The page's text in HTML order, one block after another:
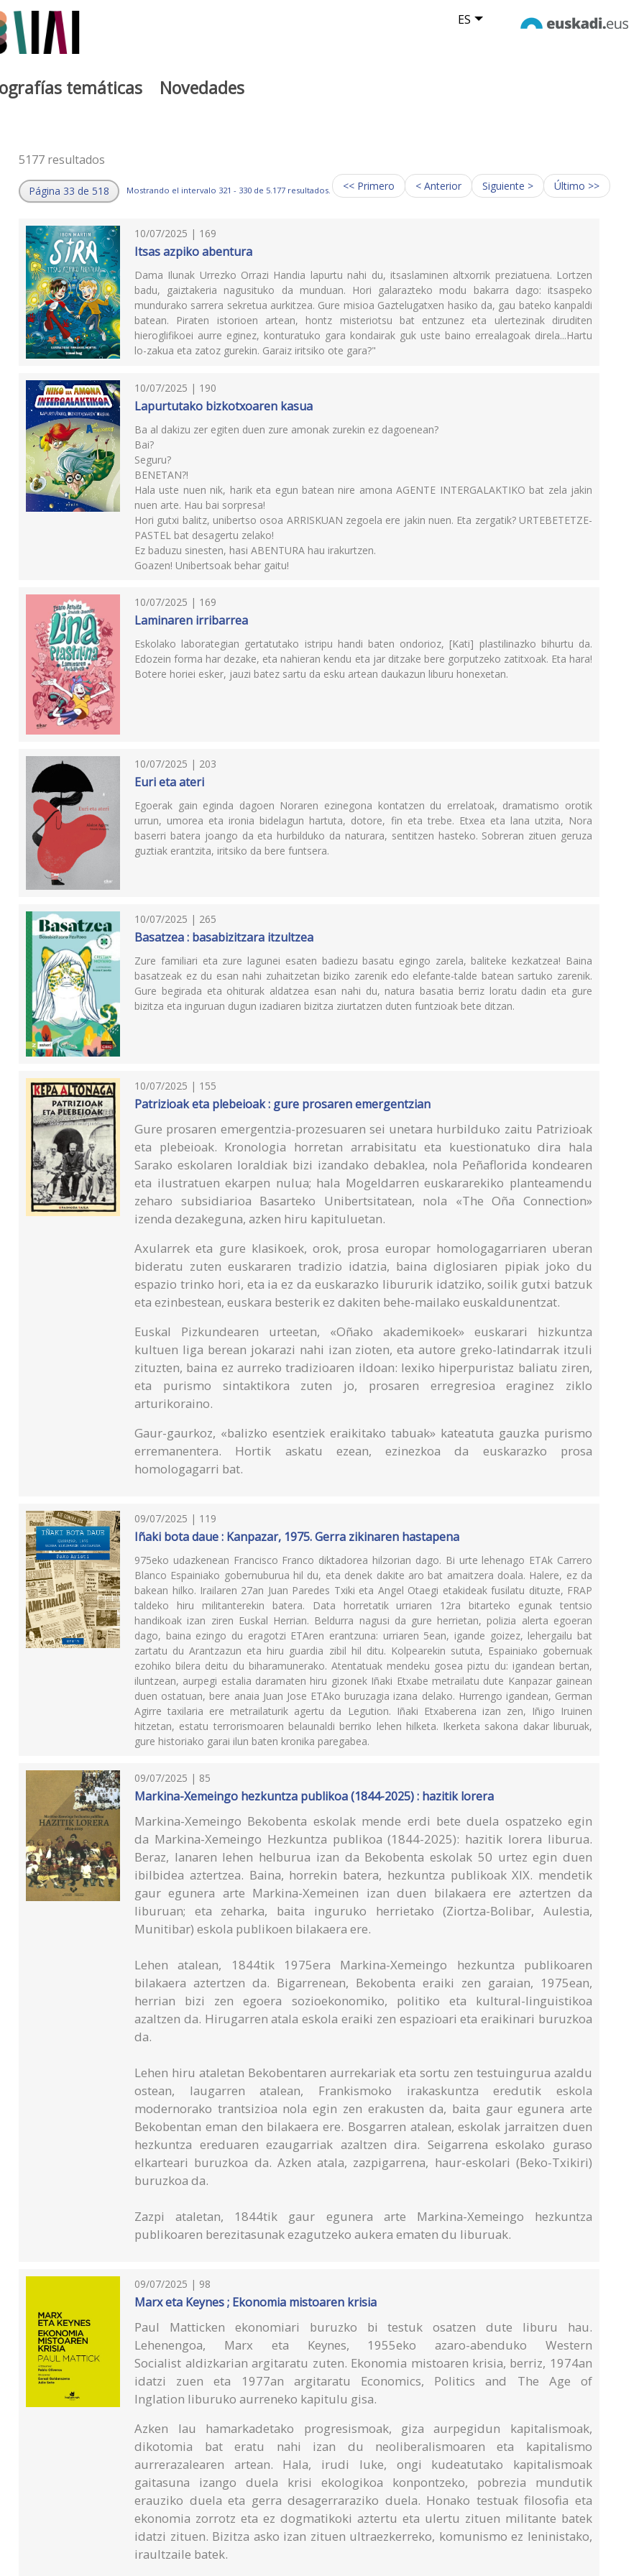
ES
temáticas Novedades
5177 resultados
Página 33 de 518 Mostrando el intervalo 321 - 330 de 5.177 resultados. << Primero < Anterior Siguiente > Último >>
10/07/2025 | 169
Itsas azpiko abentura
Dama Ilunak Urrezko Orrazi Handia lapurtu nahi du, itsaslaminen altxorrik preziatuena. Lortzen
badu, gaiztakeria nagusituko da munduan. Hori galarazteko modu bakarra dago: itsaspeko
mundurako sarrera sekretua aurkitzea. Gure misioa Gaztelugatxen hasiko da, gau bateko kanpaldi
batean. Piraten istorioen artean, hontz misteriotsu bat entzunez eta ulertezinak diruditen
hieroglifikoei aurre eginez, konturatuko gara kondairak guk uste baino errealagoak direla...Hartu
lo-zakua eta zatoz gurekin. Garaiz iritsiko ote gara?"
10/07/2025 | 190
Lapurtutako bizkotxoaren kasua
Ba al dakizu zer egiten duen zure amonak zurekin ez dagoenean?
Bai?
Seguru?
BENETAN?!
Hala uste nuen nik, harik eta egun batean nire amona AGENTE INTERGALAKTIKO bat zela jakin
nuen arte. Hau bai sorpresa!
Hori gutxi balitz, unibertso osoa ARRISKUAN zegoela ere jakin nuen. Eta zergatik? URTEBETETZE-
PASTEL bat desagertu zelako!
Ez baduzu sinesten, hasi ABENTURA hau irakurtzen.
Goazen! Unibertsoak behar gaitu!
10/07/2025 | 169
Laminaren irribarrea
Eskolako laborategian gertatutako istripu handi baten ondorioz, [Kati] plastilinazko bihurtu da.
Edozein forma har dezake, eta nahieran kendu eta jar ditzake bere gorputzeko zatitxoak. Eta hara!
Botere horiei esker, jauzi batez sartu da esku artean daukazun liburu honexetan.
10/07/2025 | 203
Euri eta ateri
Egoerak gain eginda dagoen Noraren ezinegona kontatzen du errelatoak, dramatismo orotik
urrun, umorea eta ironia bidelagun hartuta, dotore, fin eta trebe. Etxea eta lana utzita, Nora
baserri batera joango da eta hurbilduko da naturara, sentitzen hasteko. Sobreran zituen geruza
guztiak erantzita, iritsiko da bere funtsera.
10/07/2025 | 265
Basatzea : basabizitzara itzultzea
Zure familiari eta zure lagunei esaten badiezu basatu egingo zarela, baliteke kezkatzea! Baina
basatzeak ez du esan nahi zuhaitzetan biziko zarenik edo elefante-talde batean sartuko zarenik.
Gure begirada eta ohiturak aldatzea esan nahi du, natura basatia berriz loratu dadin eta gure
bizitza eta inguruan dugun izadiaren bizitza ziurtatzen duten funtzioak bete ditzan.
10/07/2025 | 155
Patrizioak eta plebeioak : gure prosaren emergentzian
Gure prosaren emergentzia-prozesuaren sei unetara hurbilduko zaitu Patrizioak
eta plebeioak. Kronologia horretan arrabisitatu eta kuestionatuko dira hala
Sarako eskolaren loraldiak bizi izandako debaklea, nola Peñaflorida kondearen
eta ilustratuen ekarpen nulua; hala Mogeldarren euskararekiko planteamendu
zeharo subsidiarioa Basarteko Unibertsitatean, nola «The Oña Connection»
izenda dezakeguna, azken hiru kapituluetan.
Axularrek eta gure klasikoek, orok, prosa europar homologagarriaren uberan
bideratu zuten euskararen tradizio idatzia, baina diglosiaren pipiak joko du
espazio trinko hori, eta ia ez da euskarazko libururik idatziko, soilik gutxi batzuk
eta ezinbestean, euskara besterik ez dakiten behe-mailako euskaldunentzat.
Euskal Pizkundearen urteetan, «Oñako akademikoek» euskarari hizkuntza
kultuen liga berean jokarazi nahi izan zioten, eta autore greko-latindarrak itzuli
zituzten, baina ez aurreko tradizioaren ildoan: lexiko hiperpuristaz baliatu ziren,
eta purismo sintaktikora zuten jo, prosaren erregresioa eraginez ziklo
arturikoraino.
Gaur-gaurkoz, «balizko esentziek eraikitako tabuak» kateatuta gauzka purismo
erremanentera. Hortik askatu ezean, ezinezkoa da euskarazko prosa
homologagarri bat.
09/07/2025 | 119
Iñaki bota daue : Kanpazar, 1975. Gerra zikinaren hastapena
975eko udazkenean Francisco Franco diktadorea hilzorian dago. Bi urte lehenago ETAk Carrero
Blanco Espainiako gobernuburua hil du, eta denek dakite aro bat amaitzera doala. Halere, ez da
bakean hilko. Irailaren 27an Juan Paredes Txiki eta Angel Otaegi etakideak fusilatu dituzte, FRAP
taldeko hiru militanterekin batera. Data horretatik urriaren 12ra bitarteko egunak tentsio
handikoak izan ziren Euskal Herrian. Beldurra nagusi da gure herrietan, polizia alerta egoeran
dago, baina ezingo du eragotzi ETAren erantzuna: urriaren 5ean, igande goizez, lehergailu bat
zartatu du Arantzazun eta hiru guardia zibil hil ditu. Kolpearekin sututa, Espainiako gobernuak
ezohiko bilera deitu du biharamunerako. Atentatuak mendeku gosea piztu du: igandean bertan,
iluntzean, aurpegi estalia daramaten hiru gizonek Iñaki Etxabe metrailatu dute Kanpazar gainean
duen ostatuan, bere anaia Juan Jose ETAko buruzagia izana delako. Hurrengo igandean, German
Agirre taxilaria ere metrailaturik agertu da Legution. Iñaki Etxaberena izan zen, Iñigo Iruinen
hitzetan, estatu terrorismoaren belaunaldi berriko lehen hilketa. Ikerketa sakona dakar liburuak,
gure historiako garai ilun baten kronika paregabea.
09/07/2025 | 85
Markina-Xemeingo hezkuntza publikoa (1844-2025) : hazitik lorera
Markina-Xemeingo Bekobenta eskolak mende erdi bete duela ospatzeko egin
da Markina-Xemeingo Hezkuntza publikoa (1844-2025): hazitik lorera liburua.
Beraz, lanaren lehen helburua izan da Bekobenta eskolak 50 urtez egin duen
ibilbidea aztertzea. Baina, horrekin batera, hezkuntza publikoak XIX. mendetik
gaur egunera arte Markina-Xemeinen izan duen bilakaera ere aztertzen da
liburuan; eta zeharka, baita inguruko herrietako (Ziortza-Bolibar, Aulestia,
Munitibar) eskola publikoen bilakaera ere.
Lehen atalean, 1844tik 1975era Markina-Xemeingo hezkuntza publikoaren
bilakaera aztertzen da. Bigarrenean, Bekobenta eraiki zen garaian, 1975ean,
herrian bizi zen egoera sozioekonomiko, politiko eta kultural-linguistikoa
azaltzen da. Hirugarren atala eskola eraiki zen espazioari eta eraikinari buruzkoa
da.
Lehen hiru ataletan Bekobentaren aurrekariak eta sortu zen testuingurua azaldu
ostean, laugarren atalean, Frankismoko irakaskuntza eredutik eskola
modernorako trantsizioa nola egin zen erakusten da, baita gaur egunera arte
Bekobentan eman den bilakaera ere. Bosgarren atalean, eskolak jarraitzen duen
hezkuntza ereduaren ezaugarriak azaltzen dira. Seigarrena eskolako guraso
elkarteari buruzkoa da. Azken atala, zazpigarrena, haur-eskolari (Beko-Txikiri)
buruzkoa da.
Zazpi ataletan, 1844tik gaur egunera arte Markina-Xemeingo hezkuntza
publikoaren berezitasunak ezagutzeko aukera ematen du liburuak.
09/07/2025 | 98
Marx eta Keynes ; Ekonomia mistoaren krisia
Paul Matticken ekonomiari buruzko bi testuk osatzen dute liburu hau.
Lehenengoa, Marx eta Keynes, 1955eko azaro-abenduko Western
Socialist aldizkarian argitaratu zuten. Ekonomia mistoaren krisia, berriz, 1974an
idatzi zuen eta 1977an argitaratu Economics, Politics and The Age of
Inglation liburuko aurreneko kapitulu gisa.
Azken lau hamarkadetako progresismoak, giza aurpegidun kapitalismoak,
dikotomia bat eratu nahi izan du neoliberalismoaren eta kapitalismo
aurrerazalearen artean. Hala, irudi luke, ongi kudeatutako kapitalismoak
gaitasuna izango duela krisi ekologikoa konpontzeko, pobrezia mundutik
erauziko duela eta gerra desagerraraziko duela. Honako testuak filosofia eta
ekonomia zorrotz eta ez dogmatikoki aztertu eta ulertu zituen militante batek
idatzi zituen. Bizitza asko izan zituen ultraezkerreko, komunismo ez leninistako,
iraultzaile batek.